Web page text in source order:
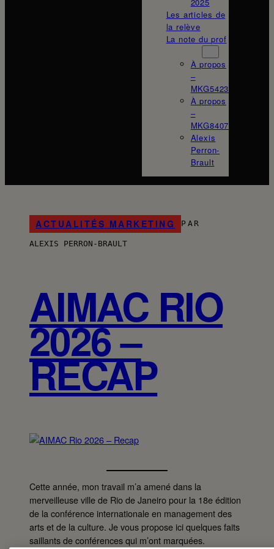
Les articles de
la relève
La note du prof
À propos
–
MKG5423
À propos
–
MKG8407
Alexis
Perron-
Brault
ACTUALITÉS MARKETING PAR
ALEXIS PERRON-BRAULT
AIMAC RIO
2026 –
RECAP
Cette année, mon travail m’a amené dans la
merveilleuse ville de Rio de Janeiro pour la 18e édition
de la conférence internationale en management des
arts et de la culture. Je vous propose ici quelques faits
saillants de conférences qui m’ont marquées.